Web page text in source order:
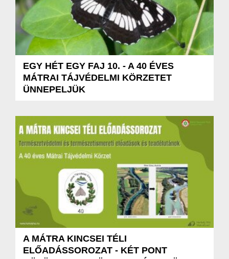
EGY HÉT EGY FAJ 10. - A 40 ÉVES
MÁTRAI TÁJVÉDELMI KÖRZETET
ÜNNEPELJÜK
A MÁTRA KINCSEI TÉLI
ELŐADÁSSOROZAT - KÉT PONT